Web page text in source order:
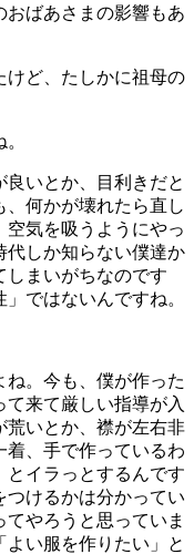
ばあさまの影響もあ
ど、たしかに祖母の
いとか、目利きだと
何かが壊れたら直し
気を吸うようにやっ
代しか知らない僕達か
しまいがちなのです
ではないんですね。
。今も、僕が作った
来て厳しい指導が入
荒いとか、襟が左右非
、手で作っているわ
とイラっとするんです
つけるかは分かってい
やろうと思っていま
い服を作りたい」と